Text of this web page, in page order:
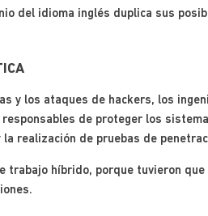
del idioma inglés duplica sus
y los ataques de hackers, los
de proteger los
realización de pruebas de
trabajo híbrido, porque tuvieron